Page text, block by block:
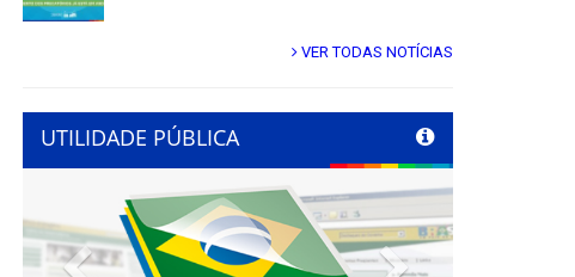
VER TODAS NOTÍCIAS
UTILIDADE PÚBLICA
Previous Next